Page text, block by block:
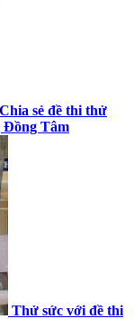
Chia sẻ đề thi thử
Đồng Tâm
Thử sức với đề thi